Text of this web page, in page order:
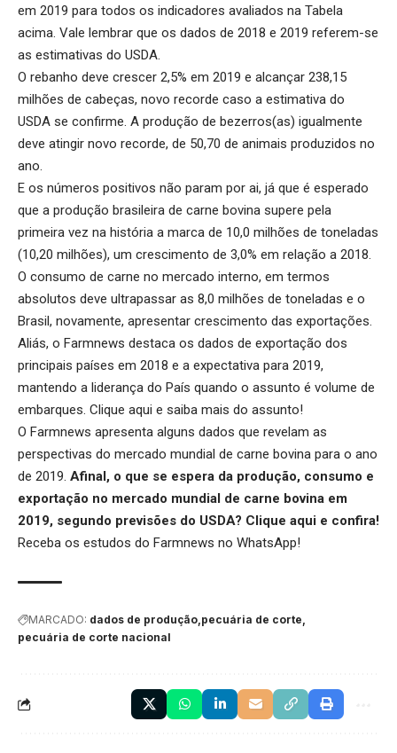
em 2019 para todos os indicadores avaliados na Tabela
acima. Vale lembrar que os dados de 2018 e 2019 referem-se
as estimativas do USDA.
O rebanho deve crescer 2,5% em 2019 e alcançar 238,15
milhões de cabeças, novo recorde caso a estimativa do
USDA se confirme. A produção de bezerros(as) igualmente
deve atingir novo recorde, de 50,70 de animais produzidos no
ano.
E os números positivos não param por ai, já que é esperado
que a produção brasileira de carne bovina supere pela
primeira vez na história a marca de 10,0 milhões de toneladas
(10,20 milhões), um crescimento de 3,0% em relação a 2018.
O consumo de carne no mercado interno, em termos
absolutos deve ultrapassar as 8,0 milhões de toneladas e o
Brasil, novamente, apresentar crescimento das exportações.
Aliás, o Farmnews destaca os dados de exportação dos
principais países em 2018 e a expectativa para 2019,
mantendo a liderança do País quando o assunto é volume de
embarques. Clique aqui e saiba mais do assunto!
O Farmnews apresenta alguns dados que revelam as
perspectivas do mercado mundial de carne bovina para o ano
de 2019. Afinal, o que se espera da produção, consumo e
exportação no mercado mundial de carne bovina em
2019, segundo previsões do USDA? Clique aqui e confira!
Receba os estudos do Farmnews no WhatsApp!
MARCADO: dados de produção pecuária de corte
pecuária de corte nacional